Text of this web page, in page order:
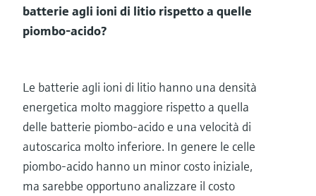
batterie agli ioni di litio rispetto a quelle
piombo-acido?
Le batterie agli ioni di litio hanno una densità
energetica molto maggiore rispetto a quella
delle batterie piombo-acido e una velocità di
autoscarica molto inferiore. In genere le celle
piombo-acido hanno un minor costo iniziale,
ma sarebbe opportuno analizzare il costo